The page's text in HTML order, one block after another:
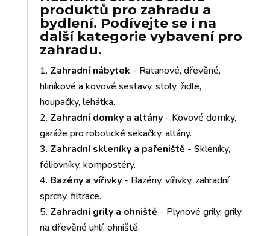
produktů pro zahradu a
bydlení. Podívejte se i na
další kategorie vybavení pro
zahradu.
Zahradní nábytek - Ratanové, dřevěné,
hliníkové a kovové sestavy, stoly, židle,
houpačky, lehátka.
Zahradní domky a altány- Kovové domky,
garáže pro robotické sekačky, altány.
Zahradní skleníky a pařeniště - Skleníky,
fóliovníky, kompostéry.
Bazény a vířivky- Bazény, vířivky, zahradní
sprchy, filtrace.
Zahradní grily a ohniště - Plynové grily, grily
na dřevěné uhlí, ohniště.